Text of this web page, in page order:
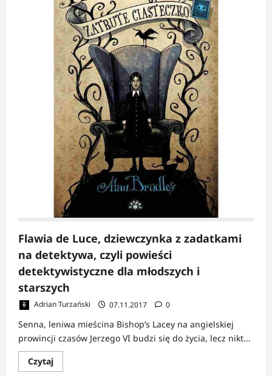
nikt
mi
za
to
nie
zapłacił)
Flawia de Luce, dziewczynka z zadatkami
na detektywa, czyli powieści
detektywistyczne dla młodszych i
starszych
Adrian Turzański 07.11.2017 0
Senna, leniwa mieścina Bishop’s Lacey na angielskiej
prowincji czasów Jerzego VI budzi się do życia, lecz nikt...
CzytajDowiedz
się